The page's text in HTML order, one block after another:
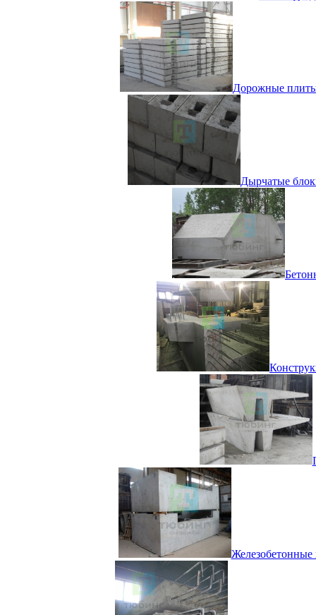
Дорожные
Дырчатые
Железобетонные